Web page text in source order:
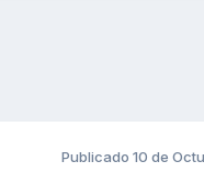
Publicado 10 de